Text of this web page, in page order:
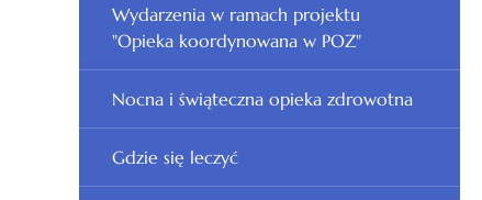
Wydarzenia w ramach projektu
"Opieka koordynowana w POZ"
Nocna i świąteczna opieka zdrowotna
Gdzie się leczyć